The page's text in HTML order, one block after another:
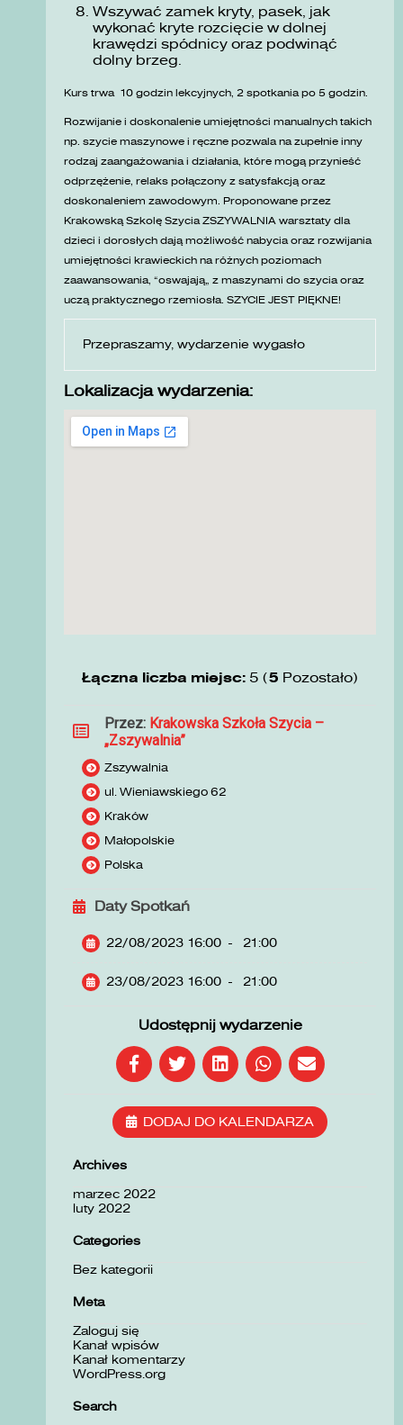
Wszywać zamek kryty, pasek, jak
wykonać kryte rozcięcie w dolnej
krawędzi spódnicy oraz podwinąć
dolny brzeg.
Kurs trwa 10 godzin lekcyjnych, 2 spotkania po 5 godzin.
Rozwijanie i doskonalenie umiejętności manualnych takich
np. szycie maszynowe i ręczne pozwala na zupełnie inny
rodzaj zaangażowania i działania, które mogą przynieść
odprzężenie, relaks połączony z satysfakcją oraz
doskonaleniem zawodowym. Proponowane przez
Krakowską Szkolę Szycia ZSZYWALNIA warsztaty dla
dzieci i dorosłych dają możliwość nabycia oraz rozwijania
umiejętności krawieckich na różnych poziomach
zaawansowania, „oswajają” z maszynami do szycia oraz
uczą praktycznego rzemiosła. SZYCIE JEST PIĘKNE!
Przepraszamy, wydarzenie wygasło
Lokalizacja wydarzenia:
Łączna liczba miejsc: 5 (5 Pozostało)
Przez: Krakowska Szkoła Szycia –
„Zszywalnia”
Zszywalnia
ul. Wieniawskiego 62
Kraków
Małopolskie
Polska
Daty Spotkań
22/08/2023 16:00 - 21:00
23/08/2023 16:00 - 21:00
Udostępnij wydarzenie
DODAJ DO KALENDARZA
Archives
marzec 2022
luty 2022
Categories
Bez kategorii
Meta
Zaloguj się
Kanał wpisów
Kanał komentarzy
WordPress.org
Search